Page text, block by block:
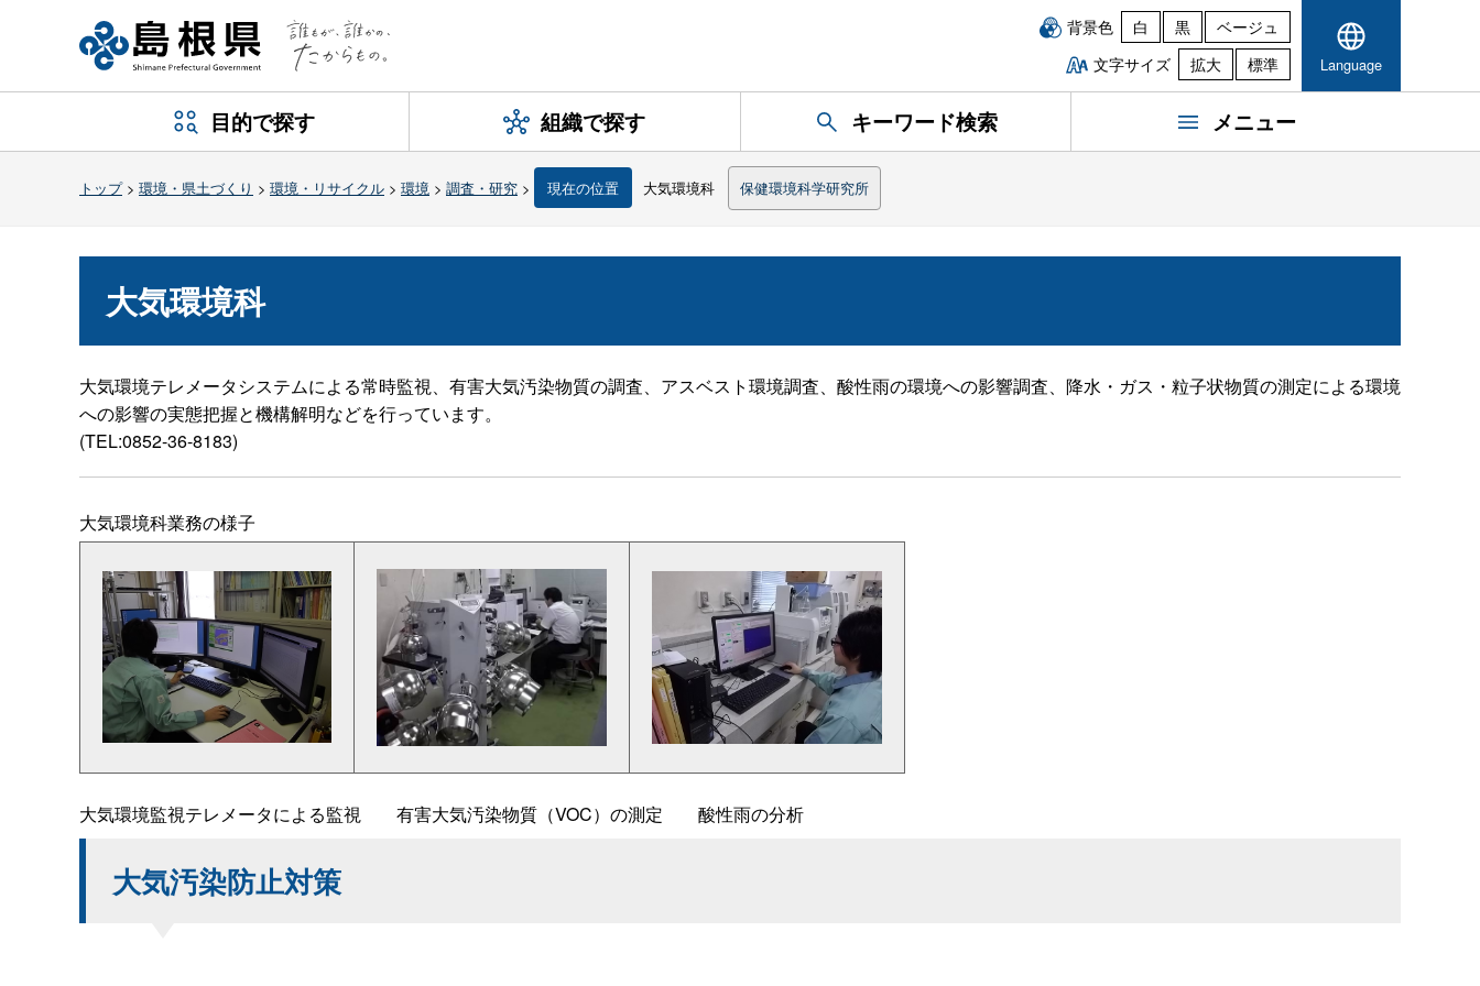
背景色 白 黒
ベージュ
文字サイズ
拡大 標準 Language
目的で探す 組織で探す キーワード検索 メニュー
トップ> 環境・県土づくり > 環境・リサイクル > 環境 > 調査・研究 > 現在の位置 大気環境科 保健環境科学研究所
大気環境科
大気環境テレメータシステムによる常時監視、有害大気汚染物質の調査、アスベスト環境調査、酸性雨の環境への影響調査、降水・ガス・粒子状物質の測定による環境
への影響の実態把握と機構解明などを行っています。
(TEL:0852-36-8183)
大気環境科業務の様子
大気環境監視テレメータによる監視 有害大気汚染物質（VOC）の測定 酸性雨の分析
大気汚染防止対策